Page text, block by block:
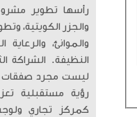
رأسها تطوير
والجزر الكويتية،
والموانئ، والرعاية
النظيفة. الشراكة
ليست مجرد صفقات
رؤية مستقبلية
كمركز تجاري